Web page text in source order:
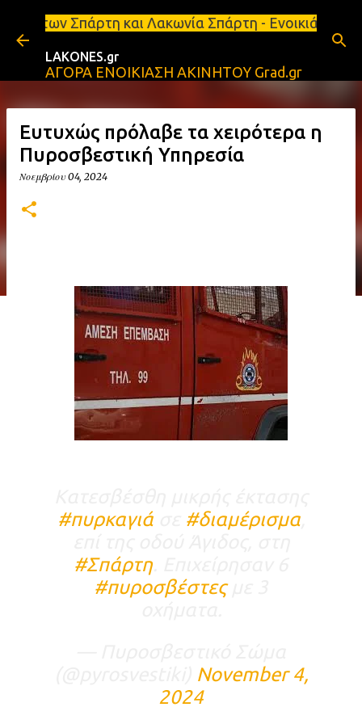
Μετάβαση στο κύριο περιεχόμενο
και Λακωνία Σπάρτη - Ενοικιάζεται
LAKONES.gr
ΑΓΟΡΑ ΕΝΟΙΚΙΑΣΗ ΑΚΙΝΗΤΟΥ Grad.gr
Ευτυχώς πρόλαβε τα χειρότερα η
Πυροσβεστική Υπηρεσία
Νοεμβρίου 04, 2024
#πυρκαγιάσε #διαμέρισμα,
#Σπάρτη
#πυροσβέστεςμε 3
November 4,
2024